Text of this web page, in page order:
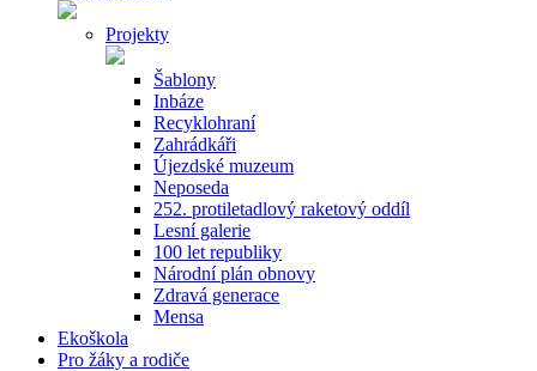
Projekty
Šablony
Inbáze
Recyklohraní
Zahrádkáři
Újezdské muzeum
Neposeda
252. protiletadlový raketový oddíl
Lesní galerie
100 let republiky
Národní plán obnovy
Zdravá generace
Mensa
Ekoškola
Pro žáky a rodiče